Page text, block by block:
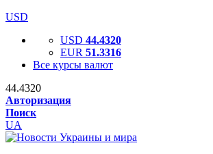
USD
USD 44.4320
EUR 51.3316
Все курсы валют
44.4320
Авторизация
Поиск
UA